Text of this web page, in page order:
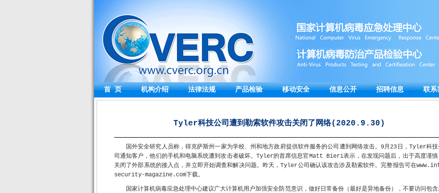
首 页 机构介绍 法律法规 产品检验 移动安全 信息公开 招聘信息 联系
Tyler科技公司遭到勒索软件攻击关闭了网络(2020.9.30)
国外安全研究人员称，得克萨斯州一家为学校、州和地方政府提供软件服务的公司遭到网络攻击。9月23日，Tyler科技
司通知客户，他们的手机和电脑系统遭到攻击者破坏。Tyler的首席信息官Matt Bieri表示，在发现问题后，出于高度谨慎
关闭了外部系统的接入点，并立即开始调查和解决问题。昨天，Tyler公司确认该攻击涉及勒索软件。完整报告可在
security-magazine.com下载。
国家计算机病毒应急处理中心建议广大计算机用户加强安全防范意识，做好日常备份（最好是异地备份），不要访问包